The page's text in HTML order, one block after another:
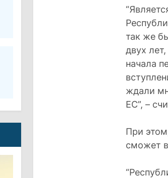
так же
двух
начала
ждали
ЕС”, –
При
сможет